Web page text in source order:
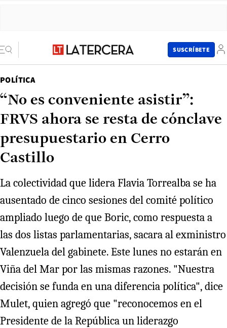
SUSCRÍBETE
POLÍTICA
“No es conveniente asistir”:
FRVS ahora se resta de cónclave
presupuestario en Cerro
Castillo
La colectividad que lidera Flavia Torrealba se ha
ausentado de cinco sesiones del comité político
ampliado luego de que Boric, como respuesta a
las dos listas parlamentarias, sacara al exministro
Valenzuela del gabinete. Este lunes no estarán en
Viña del Mar por las mismas razones. "Nuestra
decisión se funda en una diferencia política", dice
Mulet, quien agregó que "reconocemos en el
Presidente de la República un liderazgo